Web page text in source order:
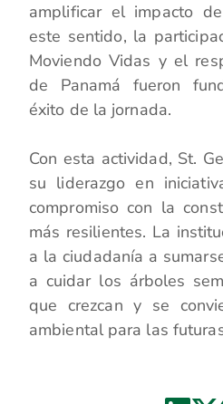
amplificar el impacto
este sentido, la
Moviendo Vidas y el
de Panamá fueron
éxito de la jornada.
Con esta actividad, St.
su liderazgo en
compromiso con la
más resilientes. La
a la ciudadanía a
a cuidar los árboles
que crezcan y se
ambiental para las